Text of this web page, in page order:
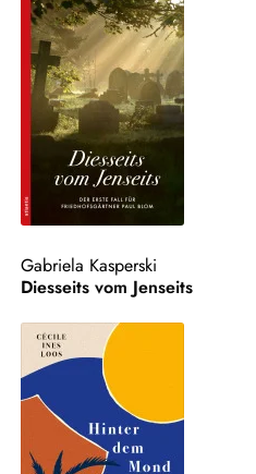
Gabriela Kasperski
Diesseits vom Jenseits